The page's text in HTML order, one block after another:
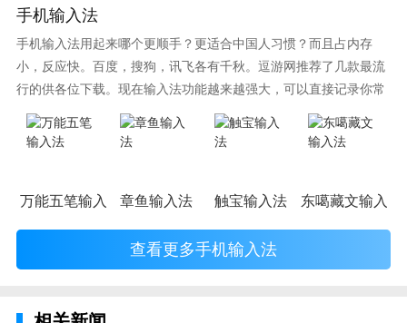
来自京东旗下的一个线上便利店服务拍到家官方推出京
东到家app。基于LBS送货上门，主打零食生鲜三.公里
内2小时送达，目前提供三类“到家”服务，分别是超市到
手机输入法
手机输入法用起来哪个更顺手？更适合中国人习惯？而且占内存
小，反应快。百度，搜狗，讯飞各有千秋。逗游网推荐了几款最流
行的供各位下载。现在输入法功能越来越强大，可以直接记录你常
使用的词语，并且还有各种新鲜好玩的表情，一款好的输入法直接
影响到你的打字速度哦。
万能五笔输入法章鱼输入法 触宝输入法 东噶藏文输入法
查看更多手机输入法